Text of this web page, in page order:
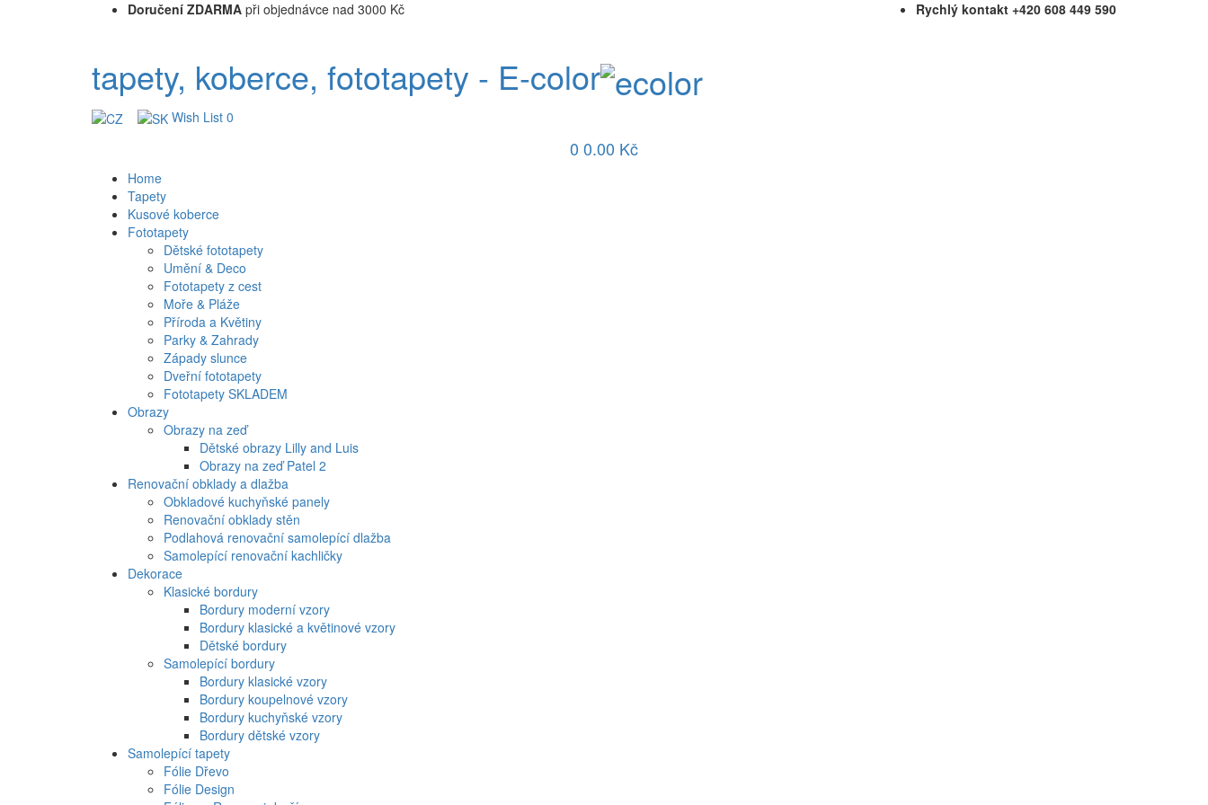
Doručení ZDARMA při objednávce nad 3000 Kč Rychlý kontakt +420 608 449 590
tapety, koberce, fototapety - E-color
Wish List 0
0 0.00 Kč
Home
Tapety
Kusové koberce
Fototapety
Dětské fototapety
Umění & Deco
Fototapety z cest
Moře & Pláže
Příroda a Květiny
Parky & Zahrady
Západy slunce
Dveřní fototapety
Fototapety SKLADEM
Obrazy
Obrazy na zeď
Dětské obrazy Lilly and Luis
Obrazy na zeď Patel 2
Renovační obklady a dlažba
Obkladové kuchyňské panely
Renovační obklady stěn
Podlahová renovační samolepící dlažba
Samolepící renovační kachličky
Dekorace
Klasické bordury
Bordury moderní vzory
Bordury klasické a květinové vzory
Dětské bordury
Samolepící bordury
Bordury klasické vzory
Bordury koupelnové vzory
Bordury kuchyňské vzory
Bordury dětské vzory
Samolepící tapety
Fólie Dřevo
Fólie Design